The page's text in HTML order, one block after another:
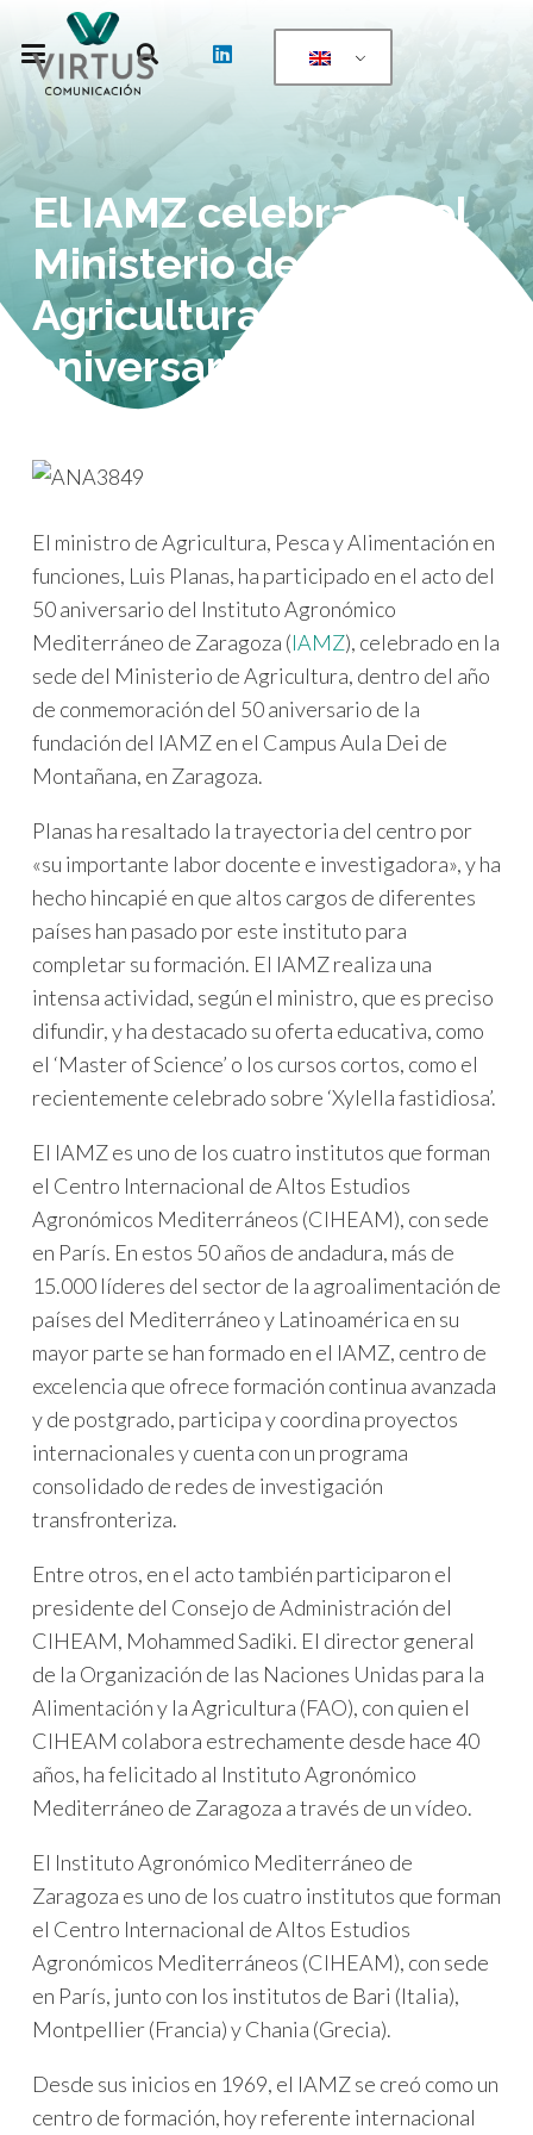
El IAMZ celebra en el
Ministerio de
Agricultura su 50
aniversario
El ministro de Agricultura, Pesca y Alimentación en
funciones, Luis Planas, ha participado en el acto del
50 aniversario del Instituto Agronómico
Mediterráneo de Zaragoza (IAMZ), celebrado en la
sede del Ministerio de Agricultura, dentro del año
de conmemoración del 50 aniversario de la
fundación del IAMZ en el Campus Aula Dei de
Montañana, en Zaragoza.
Planas ha resaltado la trayectoria del centro por
«su importante labor docente e investigadora», y ha
hecho hincapié en que altos cargos de diferentes
países han pasado por este instituto para
completar su formación. El IAMZ realiza una
intensa actividad, según el ministro, que es preciso
difundir, y ha destacado su oferta educativa, como
el ‘Master of Science’ o los cursos cortos, como el
recientemente celebrado sobre ‘Xylella fastidiosa’.
El IAMZ es uno de los cuatro institutos que forman
el Centro Internacional de Altos Estudios
Agronómicos Mediterráneos (CIHEAM), con sede
en París. En estos 50 años de andadura, más de
15.000 líderes del sector de la agroalimentación de
países del Mediterráneo y Latinoamérica en su
mayor parte se han formado en el IAMZ, centro de
excelencia que ofrece formación continua avanzada
y de postgrado, participa y coordina proyectos
internacionales y cuenta con un programa
consolidado de redes de investigación
transfronteriza.
Entre otros, en el acto también participaron el
presidente del Consejo de Administración del
CIHEAM, Mohammed Sadiki. El director general
de la Organización de las Naciones Unidas para la
Alimentación y la Agricultura (FAO), con quien el
CIHEAM colabora estrechamente desde hace 40
años, ha felicitado al Instituto Agronómico
Mediterráneo de Zaragoza a través de un vídeo.
El Instituto Agronómico Mediterráneo de
Zaragoza es uno de los cuatro institutos que forman
el Centro Internacional de Altos Estudios
Agronómicos Mediterráneos (CIHEAM), con sede
en París, junto con los institutos de Bari (Italia),
Montpellier (Francia) y Chania (Grecia).
Desde sus inicios en 1969, el IAMZ se creó como un
centro de formación, hoy referente internacional